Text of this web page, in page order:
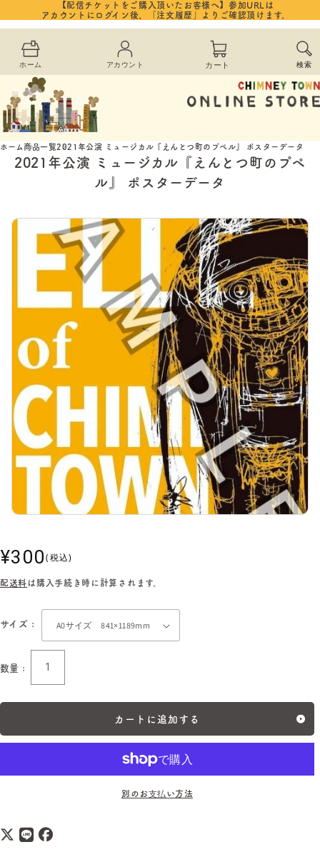
ンツに
進む
【配信チケットをご購入頂いたお客様へ】参加URLは
アカウントにログイン後、「注文履歴」よりご確認頂けます。
ホーム アカウント
カ
ー
ト
カート 検索
ホーム商品一覧2021年公演 ミュージカル『えんとつ町のプペル』 ポスターデータ
2021年公演 ミュージカル『えんとつ町のプペ
ル』 ポスターデータ
通
価
¥300(税込)
配送料は購入手続き時に計算されます。
サイズ :
数量 :
カートに追加する
別のお支払い方法